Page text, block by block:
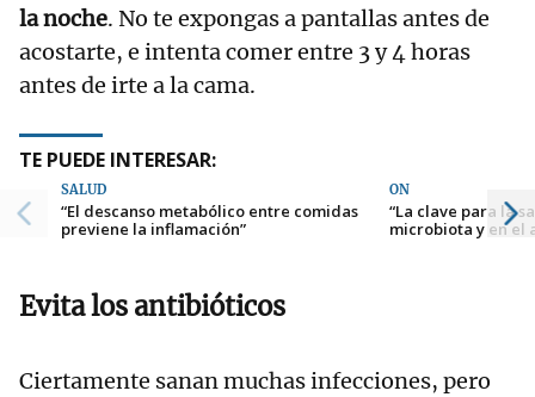
la noche. No te expongas a pantallas antes de
acostarte, e intenta comer entre 3 y 4 horas
antes de irte a la cama.
TE PUEDE INTERESAR:
SALUD
“El descanso metabólico entre comidas
previene la inflamación”
ON
“La clave para la
microbiota y en el
Evita los antibióticos
Ciertamente sanan muchas infecciones, pero